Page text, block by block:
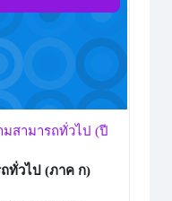
สามารถทั่วไป (ปี
ทั่วไป (ภาค ก)